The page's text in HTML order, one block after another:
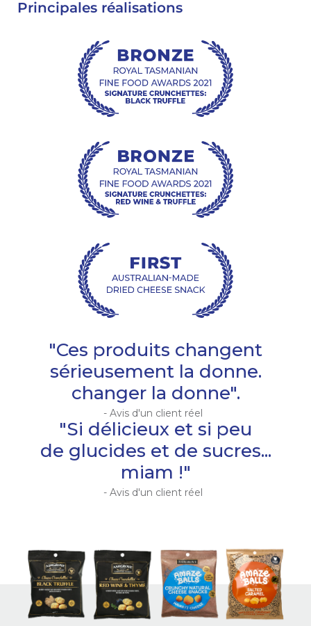
Principales réalisations
"Ces produits changent
sérieusement la donne.
changer la donne".
- Avis d'un client réel
"Si délicieux et si peu
de glucides et de sucres...
miam !"
- Avis d'un client réel